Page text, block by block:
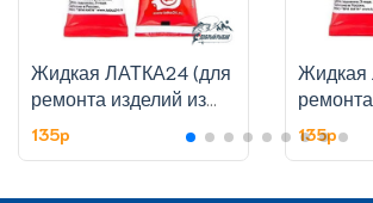
Жидкая ЛАТКА24 (для
ремонта изделий из
ПВХ), 25 гр., цвет
черный
135p
Жидкая
ПВХ), 25
135p